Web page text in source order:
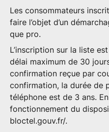
Les consommateurs
faire l’objet d’un
que pro.
L’inscription sur la liste
délai maximum de 30
confirmation reçue par
confirmation, la durée de
téléphone est de 3 ans.
fonctionnement du
bloctel.gouv.fr/.